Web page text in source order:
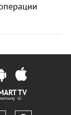
TV
samsung LG